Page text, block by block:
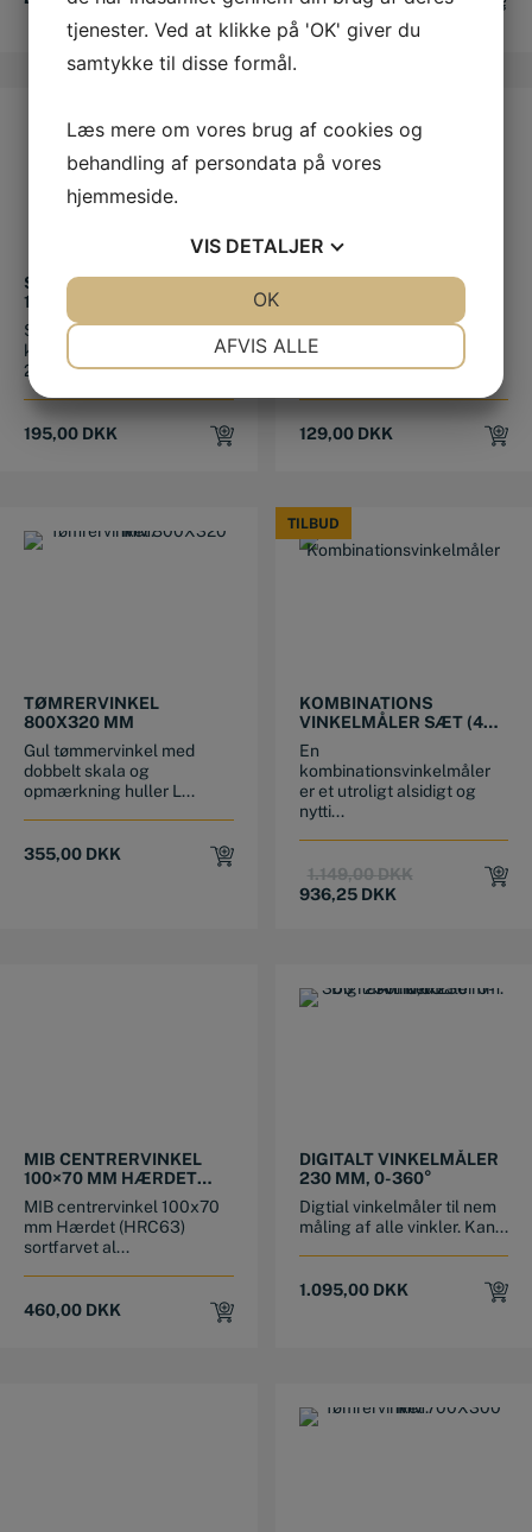
was:
is:
SNEDKERVINKEL 200 X
120 MM I ALUMINIUM
Solid snedkervinkel med
kraftig base i aluminium
200x12...
195,00 DKK
MOORE & WRIGHT
MM
Ansatsvinkel fra Moore &
Wright. Standard BS939
G...
129,00 DKK
TØMRERVINKEL
800X320 MM
Gul tømmervinkel med
dobbelt skala og
opmærkning huller L...
355,00 DKK
TILBUD
TILBUD
KOMBINATIONS
VINKELMÅLER SÆT (4
DELE)
En
kombinationsvinkelmåler
er et utroligt alsidigt og
nytti...
1.149,00DKKOriginal
936,25 DKK
Current
MIB CENTRERVINKEL
100×70 MM HÆRDET
SORTFARVET
ALUMINIUM
MIB centrervinkel 100x70
mm Hærdet (HRC63)
sortfarvet al...
460,00 DKK
DIGITALT VINKELMÅLER
230 MM, 0-360°
Digtial vinkelmåler til nem
måling af alle vinkler. Kan...
1.095,00 DKK
tjenester. Ved at klikke på 'OK' giver du
samtykke til disse formål.
Læs mere om vores brug af cookies og
behandling af persondata på vores
hjemmeside.
VIS DETALJER
AFVIS ALLE
OK